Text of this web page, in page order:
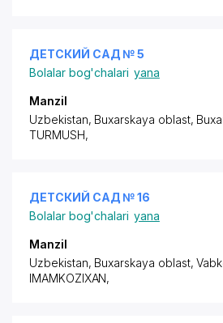
ДЕТСКИЙ САД № 5
Bolalar bog'chalari yana
Manzil
Uzbekistan, Buxarskaya oblast,
TURMUSH,
ДЕТСКИЙ САД № 16
Bolalar bog'chalari yana
Manzil
Uzbekistan, Buxarskaya oblast,
IMAMKOZIXAN,